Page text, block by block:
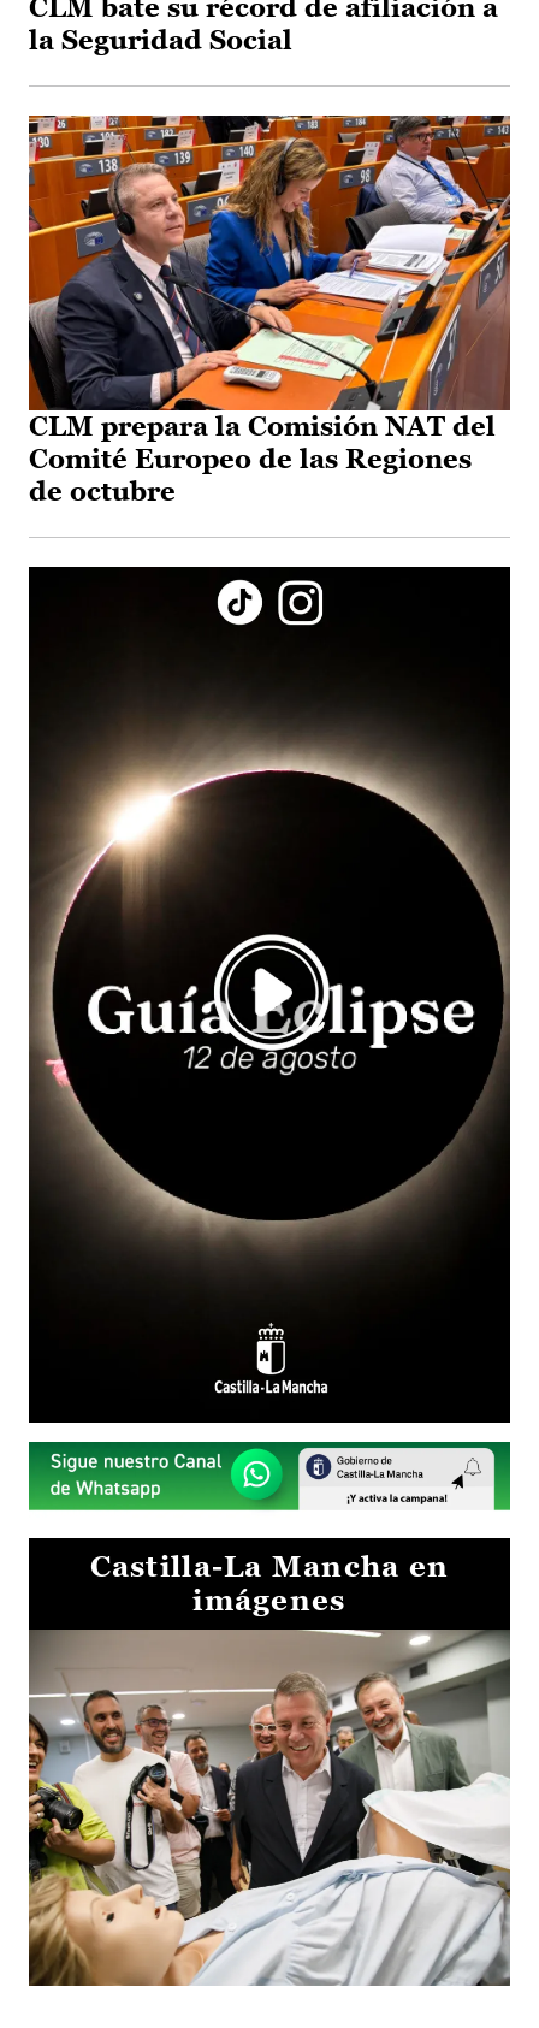
CLM bate su récord de afiliación a
la Seguridad Social
CLM prepara la Comisión NAT del
Comité Europeo de las Regiones
de octubre
Castilla-La Mancha en
imágenes